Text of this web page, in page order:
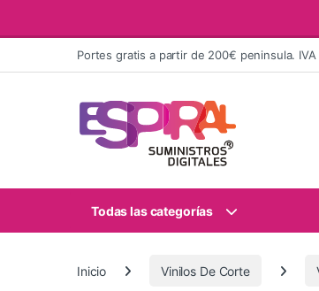
Ir al contenidoPortes gratis a partir de 200€ peninsula.
Todas las categorías
Inicio Vinilos De Corte